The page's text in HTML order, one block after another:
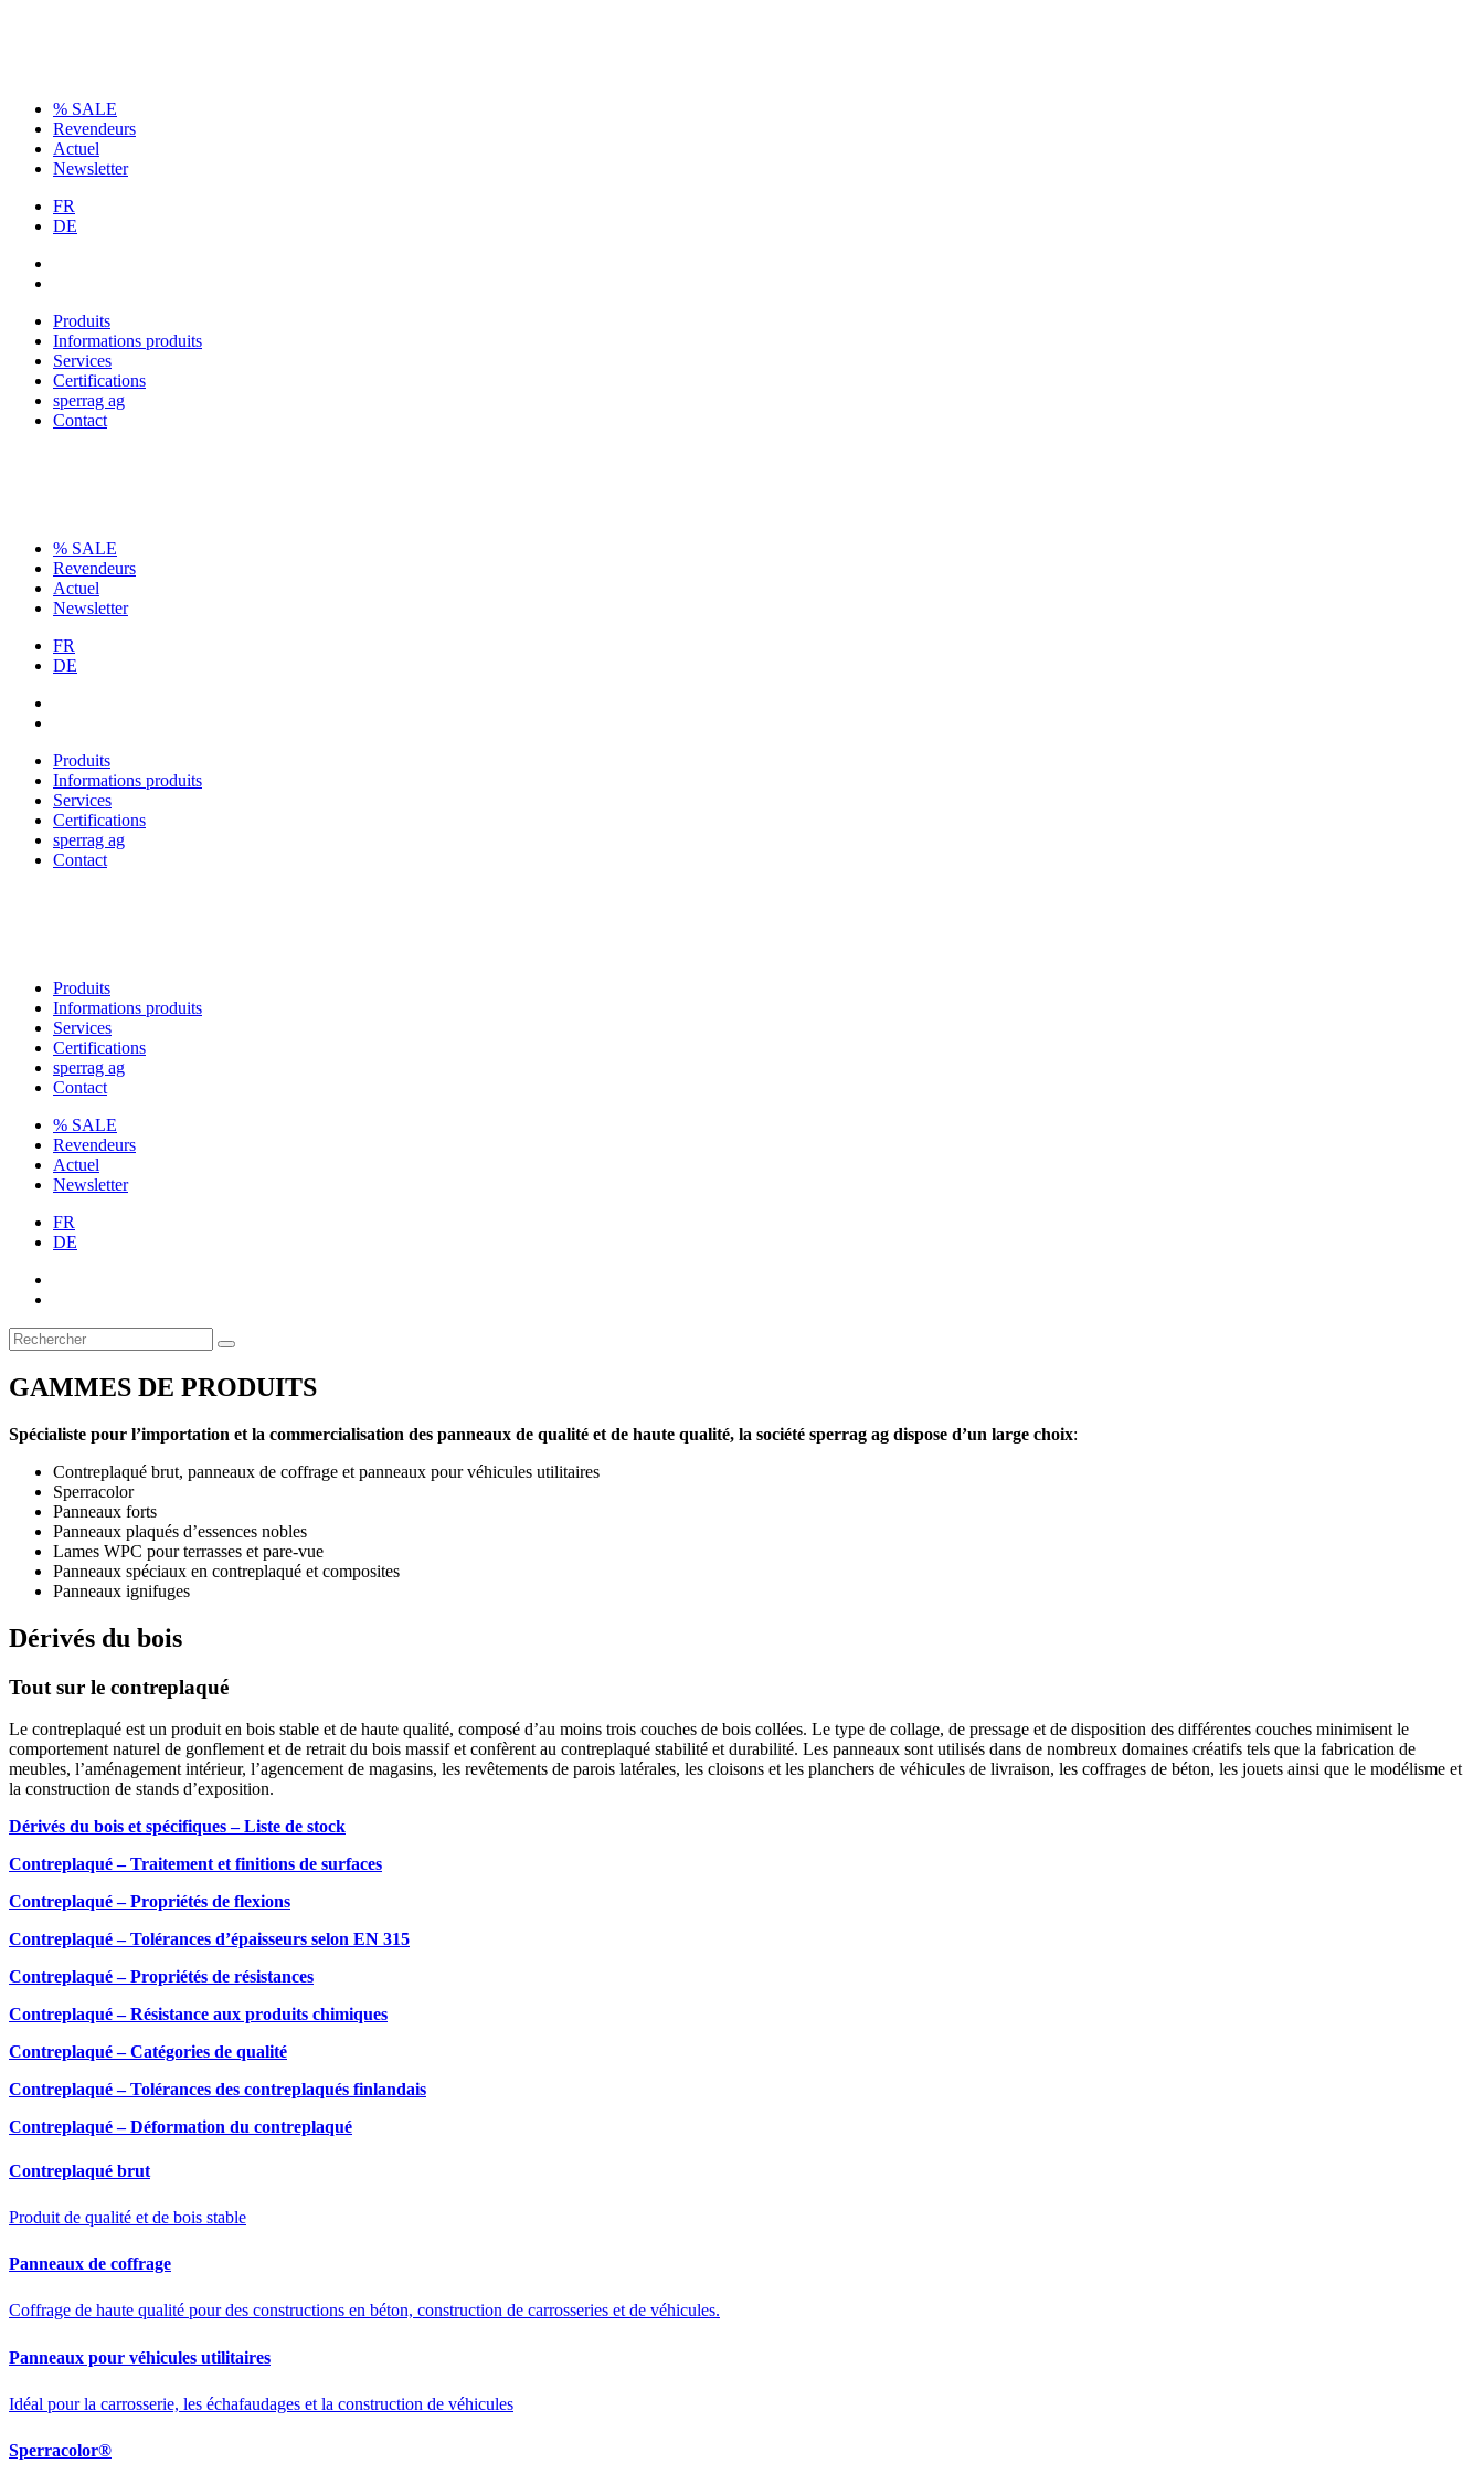
% SALE
Revendeurs
Actuel
Newsletter
FR
DE
Produits
Informations produits
Services
Certifications
sperrag ag
Contact
% SALE
Revendeurs
Actuel
Newsletter
FR
DE
Produits
Informations produits
Services
Certifications
sperrag ag
Contact
Produits
Informations produits
Services
Certifications
sperrag ag
Contact
% SALE
Revendeurs
Actuel
Newsletter
FR
DE
GAMMES DE PRODUITS
Spécialiste pour l’importation et la commercialisation des panneaux de qualité et de haute qualité, la société sperrag ag dispose d’un large choix:
Contreplaqué brut, panneaux de coffrage et panneaux pour véhicules utilitaires
Sperracolor
Panneaux forts
Panneaux plaqués d’essences nobles
Lames WPC pour terrasses et pare-vue
Panneaux spéciaux en contreplaqué et composites
Panneaux ignifuges
Dérivés du bois
Tout sur le contreplaqué
Le contreplaqué est un produit en bois stable et de haute qualité, composé d’au moins trois couches de bois collées. Le type de collage, de pressage et de disposition des différentes couches minimisent le
comportement naturel de gonflement et de retrait du bois massif et confèrent au contreplaqué stabilité et durabilité. Les panneaux sont utilisés dans de nombreux domaines créatifs tels que la fabrication de
meubles, l’aménagement intérieur, l’agencement de magasins, les revêtements de parois latérales, les cloisons et les planchers de véhicules de livraison, les coffrages de béton, les jouets ainsi que le modélisme et
la construction de stands d’exposition.
Dérivés du bois et spécifiques – Liste de stock
Contreplaqué – Traitement et finitions de surfaces
Contreplaqué – Propriétés de flexions
Contreplaqué – Tolérances d’épaisseurs selon EN 315
Contreplaqué – Propriétés de résistances
Contreplaqué – Résistance aux produits chimiques
Contreplaqué – Catégories de qualité
Contreplaqué – Tolérances des contreplaqués finlandais
Contreplaqué – Déformation du contreplaqué
Contreplaqué brut
Produit de qualité et de bois stable
Panneaux de coffrage
Coffrage de haute qualité pour des constructions en béton, construction de carrosseries et de véhicules.
Panneaux pour véhicules utilitaires
Idéal pour la carrosserie, les échafaudages et la construction de véhicules
Sperracolor®